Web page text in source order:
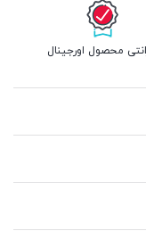
محصول اورجینال